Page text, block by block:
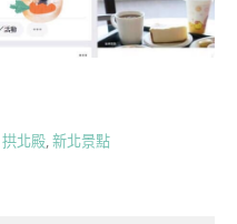
拱北殿,新北景點